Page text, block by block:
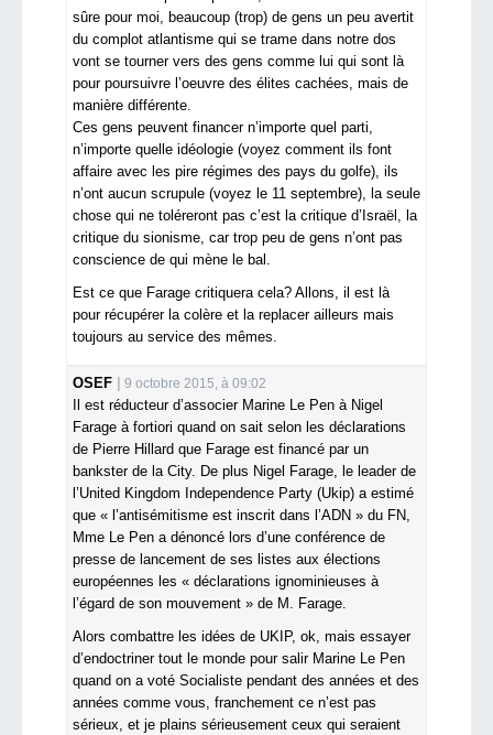
sûre pour moi, beaucoup (trop) de gens un peu avertit
du complot atlantisme qui se trame dans notre dos
vont se tourner vers des gens comme lui qui sont là
pour poursuivre l’oeuvre des élites cachées, mais de
manière différente.
Ces gens peuvent financer n’importe quel parti,
n’importe quelle idéologie (voyez comment ils font
affaire avec les pire régimes des pays du golfe), ils
n’ont aucun scrupule (voyez le 11 septembre), la seule
chose qui ne toléreront pas c’est la critique d’Israël, la
critique du sionisme, car trop peu de gens n’ont pas
conscience de qui mène le bal.
Est ce que Farage critiquera cela? Allons, il est là
pour récupérer la colère et la replacer ailleurs mais
toujours au service des mêmes.
OSEF 9 octobre 2015, à 09:02
Il est réducteur d’associer Marine Le Pen à Nigel
Farage à fortiori quand on sait selon les déclarations
de Pierre Hillard que Farage est financé par un
bankster de la City. De plus Nigel Farage, le leader de
l’United Kingdom Independence Party (Ukip) a estimé
que « l’antisémitisme est inscrit dans l’ADN » du FN,
Mme Le Pen a dénoncé lors d’une conférence de
presse de lancement de ses listes aux élections
européennes les « déclarations ignominieuses à
l’égard de son mouvement » de M. Farage.
Alors combattre les idées de UKIP, ok, mais essayer
d’endoctriner tout le monde pour salir Marine Le Pen
quand on a voté Socialiste pendant des années et des
années comme vous, franchement ce n’est pas
sérieux, et je plains sérieusement ceux qui seraient